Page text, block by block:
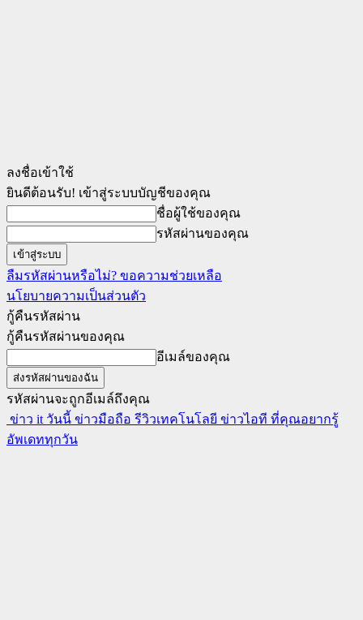
ลงชื่อเข้าใช้
ยินดีต้อนรับ! เข้าสู่ระบบบัญชีของคุณ
ชื่อผู้ใช้ของคุณ
รหัสผ่านของคุณ
ลืมรหัสผ่านหรือไม่? ขอความช่วยเหลือ
นโยบายความเป็นส่วนตัว
กู้คืนรหัสผ่าน
กู้คืนรหัสผ่านของคุณ
อีเมล์ของคุณ
รหัสผ่านจะถูกอีเมล์ถึงคุณ
ข่าว it วันนี้ ข่าวมือถือ รีวิวเทคโนโลยี ข่าวไอที ที่คุณอยากรู้
อัพเดททุกวัน